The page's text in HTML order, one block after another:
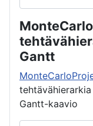
Gantt
Gantt-kaavio